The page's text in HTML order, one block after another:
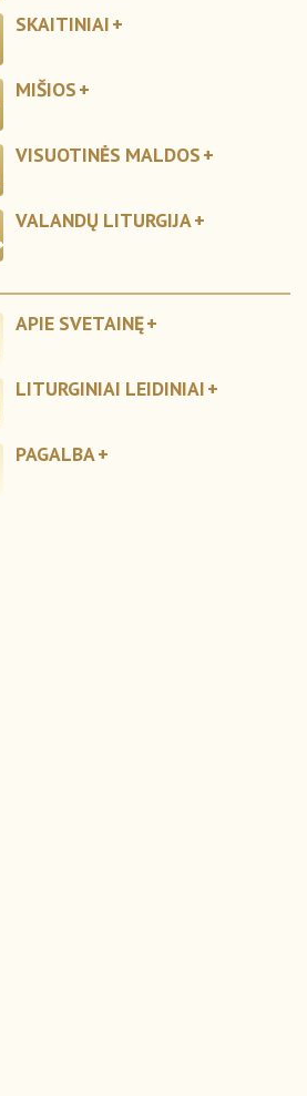
SKAITINIAI
MIŠIOS
VISUOTINĖS MALDOS
VALANDŲ LITURGIJA
APIE SVETAINĘ
LITURGINIAI LEIDINIAI
PAGALBA